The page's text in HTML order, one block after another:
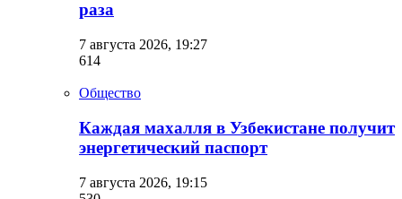
раза
7 августа 2026, 19:27
614
Общество
Каждая махалля в Узбекистане получит
энергетический паспорт
7 августа 2026, 19:15